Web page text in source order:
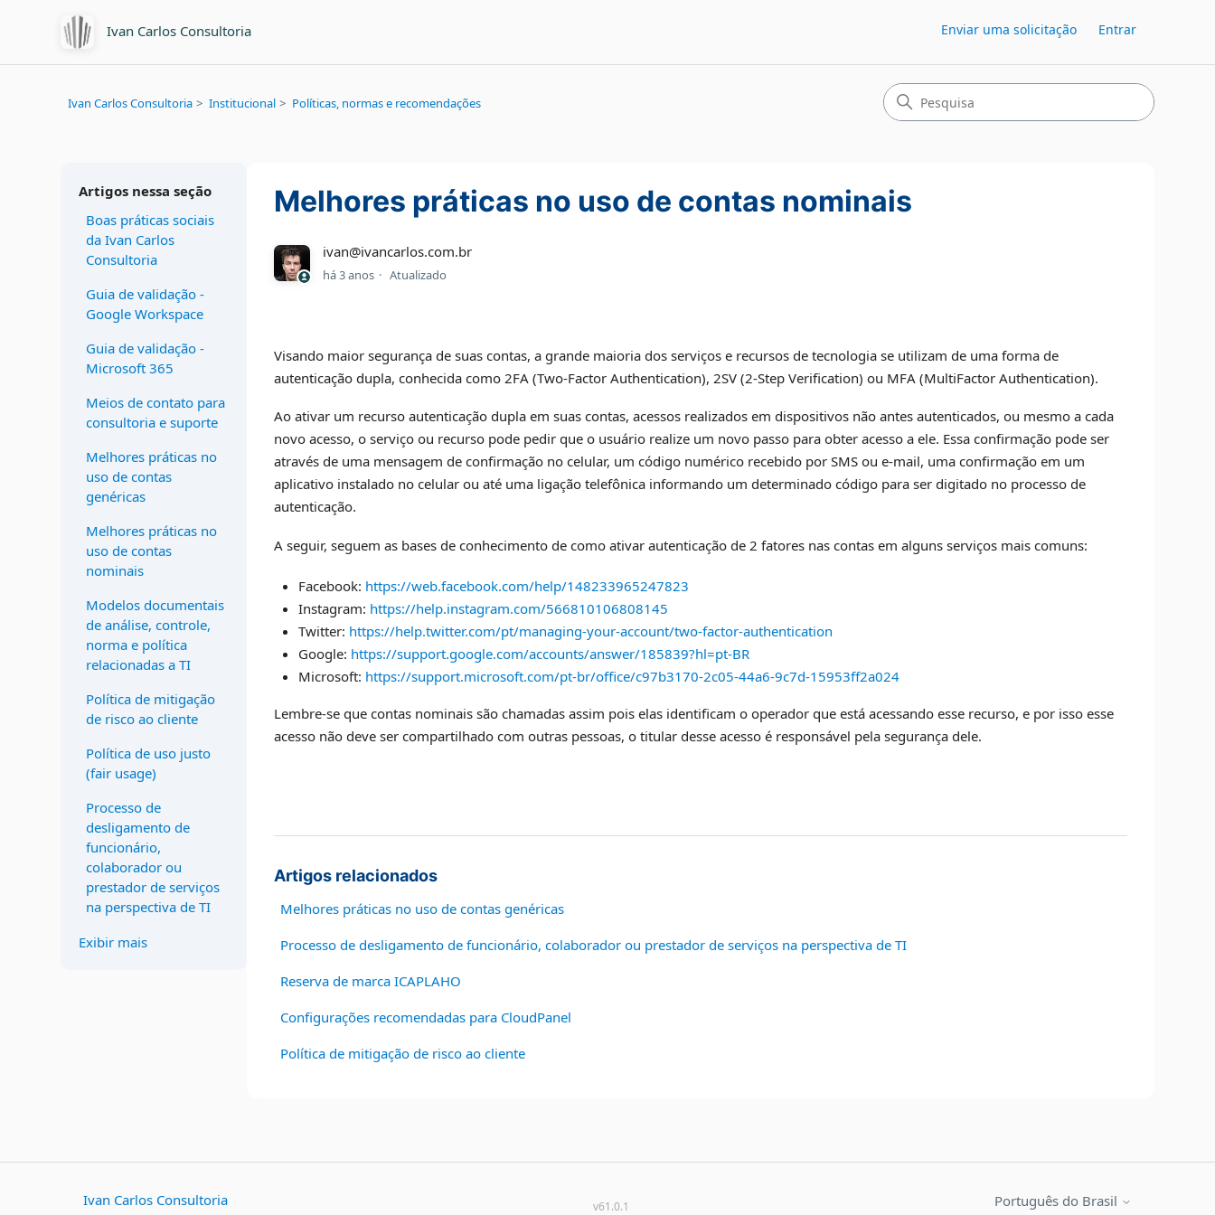
Ivan Carlos Consultoria Enviar uma solicitação Entrar
Ivan Carlos Consultoria Institucional Políticas, normas e recomendações
Artigos nessa seção
Boas práticas sociais
da Ivan Carlos
Consultoria
Guia de validação -
Google Workspace
Guia de validação -
Microsoft 365
Meios de contato para
consultoria e suporte
Melhores práticas no
uso de contas
genéricas
Melhores práticas no
uso de contas
nominais
Modelos documentais
de análise, controle,
norma e política
relacionadas a TI
Política de mitigação
de risco ao cliente
Política de uso justo
(fair usage)
Processo de
desligamento de
funcionário,
colaborador ou
prestador de serviços
na perspectiva de TI
Exibir mais
Melhores práticas no uso de contas nominais
ivan@ivancarlos.com.br
há 3 anos Atualizado
Visando maior segurança de suas contas, a grande maioria dos serviços e recursos de tecnologia se utilizam de uma forma de
autenticação dupla, conhecida como 2FA (Two-Factor Authentication), 2SV (2-Step Verification) ou MFA (MultiFactor Authentication).
Ao ativar um recurso autenticação dupla em suas contas, acessos realizados em dispositivos não antes autenticados, ou mesmo a cada
novo acesso, o serviço ou recurso pode pedir que o usuário realize um novo passo para obter acesso a ele. Essa confirmação pode ser
através de uma mensagem de confirmação no celular, um código numérico recebido por SMS ou e-mail, uma confirmação em um
aplicativo instalado no celular ou até uma ligação telefônica informando um determinado código para ser digitado no processo de
autenticação.
A seguir, seguem as bases de conhecimento de como ativar autenticação de 2 fatores nas contas em alguns serviços mais comuns:
Facebook: https://web.facebook.com/help/148233965247823
Instagram: https://help.instagram.com/566810106808145
Twitter: https://help.twitter.com/pt/managing-your-account/two-factor-authentication
Google: https://support.google.com/accounts/answer/185839?hl=pt-BR
Microsoft: https://support.microsoft.com/pt-br/office/c97b3170-2c05-44a6-9c7d-15953ff2a024
Lembre-se que contas nominais são chamadas assim pois elas identificam o operador que está acessando esse recurso, e por isso esse
acesso não deve ser compartilhado com outras pessoas, o titular desse acesso é responsável pela segurança dele.
Artigos relacionados
Melhores práticas no uso de contas genéricas
Processo de desligamento de funcionário, colaborador ou prestador de serviços na perspectiva de TI
Reserva de marca ICAPLAHO
Configurações recomendadas para CloudPanel
Política de mitigação de risco ao cliente
Ivan Carlos Consultoria v61.0.1 Português do Brasil